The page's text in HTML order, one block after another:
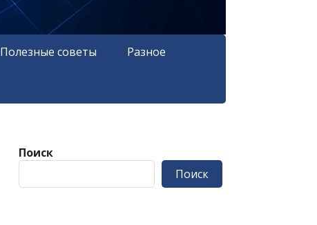
Полезные советы Разное
Поиск
Поиск